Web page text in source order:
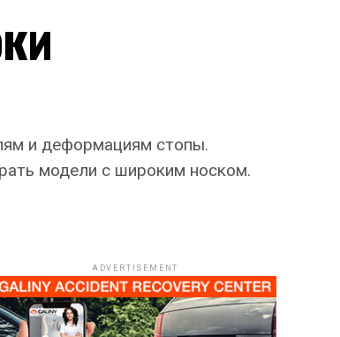
и деформациям стопы.
модели с широким носком.
ADVERTISEMENT